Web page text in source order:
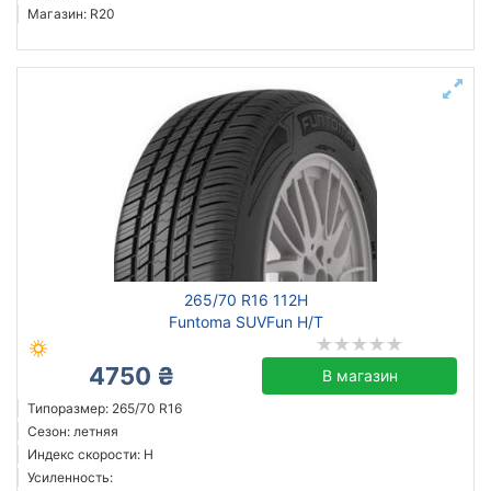
Магазин: R20
265/70 R16 112H
Funtoma SUVFun H/T
4750 ₴ В магазин
Типоразмер: 265/70 R16
Сезон: летняя
Индекс скорости: H
Усиленность: